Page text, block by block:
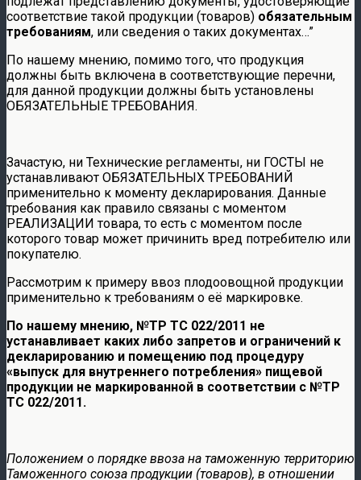
соответствие такой продукции (товаров) обязательным
требованиям, или сведения о таких документах…”
По нашему мнению, помимо того, что продукция
должны быть включена в соответствующие перечни,
для данной продукции должны быть установлены
ОБЯЗАТЕЛЬНЫЕ ТРЕБОВАНИЯ.
Зачастую, ни Технические регламенты, ни ГОСТЫ не
устанавливают ОБЯЗАТЕЛЬНЫХ ТРЕБОВАНИЙ
применительно к моменту декларирования. Данные
требования как правило связаны с моментом
РЕАЛИЗАЦИИ товара, то есть с моментом после
которого товар может причинить вред потребителю или
покупателю.
Рассмотрим к примеру ввоз плодоовощной продукции
применительно к требованиям о её маркировке.
По нашему мнению, №ТР ТС 022/2011 не
устанавливает каких либо запретов и ограничений к
декларированию и помещению под процедуру
«выпуск для внутреннего потребления» пищевой
продукции не маркированной в соответствии с №ТР
ТС 022/2011.
Положением о порядке ввоза на таможенную территорию
Таможенного союза продукции (товаров), в отношении